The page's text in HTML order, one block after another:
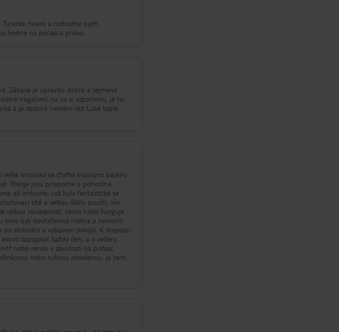
riviere a rozhodne bych
hodne na pocasi a prilivu.
Zábava je opravdu dobrá a zejména
negativní, na co si vzpomenu, je to,
a já osobně nemám rád Luke teplé
letovisko se čtyřmi krásnými bazény
Pokoje jsou prostorné a pohodlné
all inclusive, což bylo fantastické se
sítě a velkou škálu pouští, vše
velkou obsazenost, tento hotel funguje
jsme byli devítičlenná rodina a nemohli
stolování a vybavení pokojů. K dispozici
zapojovat každý den, a o večery,
nebo venku v závislosti na počasí,
nebo rušnou dovolenou, je tento
se vrátí do tohoto letoviska.